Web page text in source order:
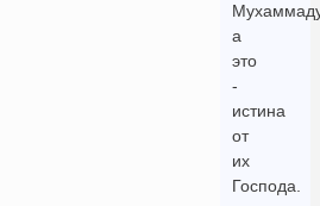
а
это
-
истина
от
их
Господа.